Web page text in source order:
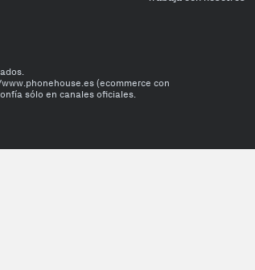
(ecommerce con
sólo en canales oficiales.